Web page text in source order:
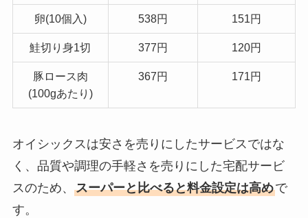
卵(10個入) 538円 151円
鮭切り身1切 377円 120円
豚ロース肉
(100gあたり)
367円 171円
オイシックスは安さを売りにしたサービスではな
く、品質や調理の手軽さを売りにした宅配サービ
スのため、 スーパーと比べると料金設定は高めで
す。